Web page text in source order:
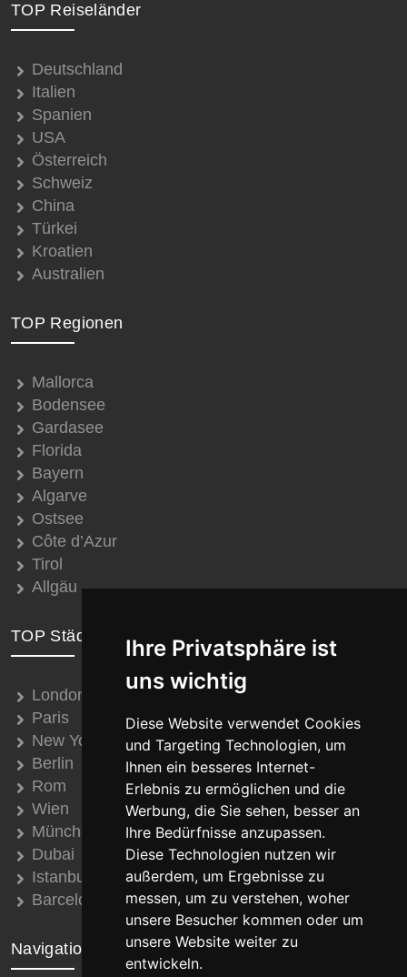
Ihre Privatsphäre ist
uns wichtig
Diese Website verwendet Cookies
und Targeting Technologien, um
Ihnen ein besseres Internet-
Erlebnis zu ermöglichen und die
Werbung, die Sie sehen, besser an
Ihre Bedürfnisse anzupassen.
Diese Technologien nutzen wir
außerdem, um Ergebnisse zu
messen, um zu verstehen, woher
unsere Besucher kommen oder um
unsere Website weiter zu
entwickeln.
TOP Reiseländer
Deutschland
Italien
Spanien
USA
Österreich
Schweiz
China
Türkei
Kroatien
Australien
TOP Regionen
Mallorca
Bodensee
Gardasee
Florida
Bayern
Algarve
Ostsee
Côte d’Azur
Tirol
Allgäu
TOP Städte
London
Paris
New York
Berlin
Rom
Wien
München
Dubai
Istanbul
Barcelona
Navigation